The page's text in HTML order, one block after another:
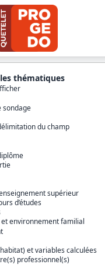
JEU DE DONNÉES
thématiques
sondage
du champ
supérieur
d’études
environnement familial
et variables calculées
professionnel(s)
:
lil-1292
:
et emploi
Génération